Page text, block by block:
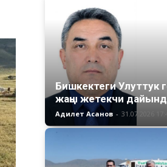
Бишкектеги Улуттук
жаңы жетекчи
Адилет Асанов - 31.07.2026